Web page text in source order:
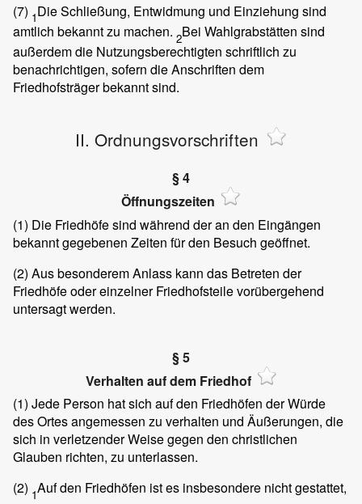
(7) 1Die Schließung, Entwidmung und Einziehung sind
amtlich bekannt zu machen. 2Bei Wahlgrabstätten sind
außerdem die Nutzungsberechtigten schriftlich zu
benachrichtigen, sofern die Anschriften dem
Friedhofsträger bekannt sind.
II. Ordnungsvorschriften
§ 4
Öffnungszeiten
(1) Die Friedhöfe sind während der an den Eingängen
bekannt gegebenen Zeiten für den Besuch geöffnet.
(2) Aus besonderem Anlass kann das Betreten der
Friedhöfe oder einzelner Friedhofsteile vorübergehend
untersagt werden.
§ 5
Verhalten auf dem Friedhof
(1) Jede Person hat sich auf den Friedhöfen der Würde
des Ortes angemessen zu verhalten und Äußerungen, die
sich in verletzender Weise gegen den christlichen
Glauben richten, zu unterlassen.
(2) 1Auf den Friedhöfen ist es insbesondere nicht gestattet,